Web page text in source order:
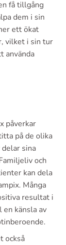
få tillgång
dem i sin
ett ökat
vilket i sin tur
använda
påverkar
på de olika
sina
och
kan dela
Många
resultat i
känsla av
också